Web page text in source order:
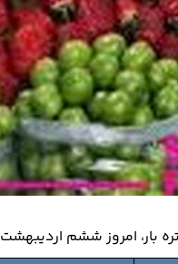
۱۴۰۵ به شرح زیر اعلام گردید.